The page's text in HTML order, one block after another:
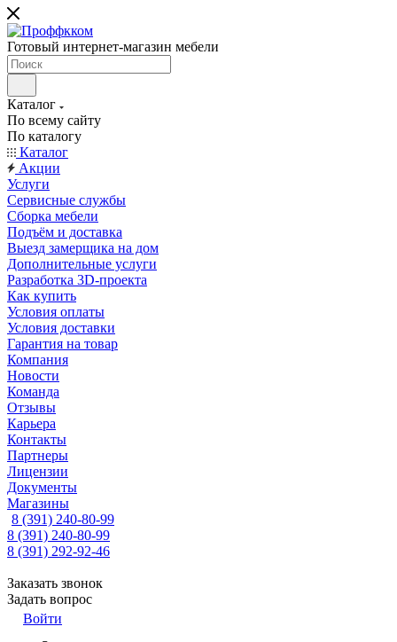
Готовый интернет-магазин мебели
Каталог
По всему сайту
По каталогу
Каталог
Акции
Услуги
Сервисные службы
Сборка мебели
Подъём и доставка
Выезд замерщика на дом
Дополнительные услуги
Разработка 3D-проекта
Как купить
Условия оплаты
Условия доставки
Гарантия на товар
Компания
Новости
Команда
Отзывы
Карьера
Контакты
Партнеры
Лицензии
Документы
Магазины
8 (391) 240-80-99
8 (391) 240-80-99
8 (391) 292-92-46
Заказать звонок
Задать вопрос
Войти